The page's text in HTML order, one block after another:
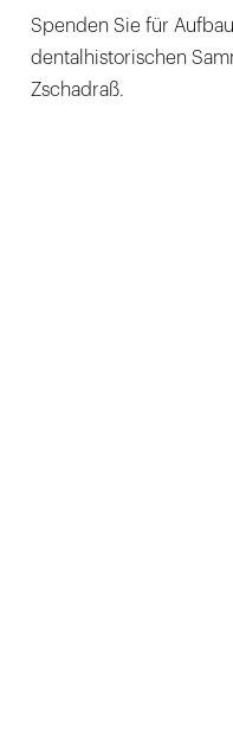
Spenden Sie für
dentalhistorischen
Zschadraß.